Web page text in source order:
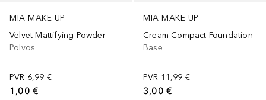
MIA MAKE UP
Velvet Mattifying Powder
Polvos
PVR 6,99 €
1,00 €
MIA MAKE UP
Cream Compact Foundation
Base
PVR 11,99 €
3,00 €